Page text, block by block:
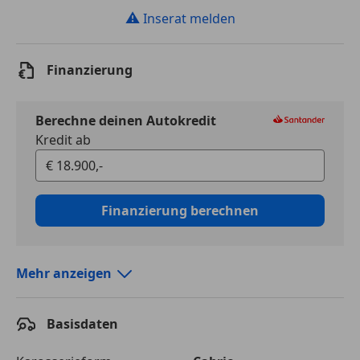
⚠ Inserat melden
Finanzierung
Berechne deinen Autokredit
Kredit ab
Finanzierung berechnen
Laufzeit
Mehr anzeigen
Basisdaten